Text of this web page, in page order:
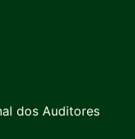
dos Auditores